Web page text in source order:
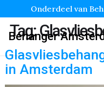
Onderdeel van
Behanger
Tag:
in Amsterdam